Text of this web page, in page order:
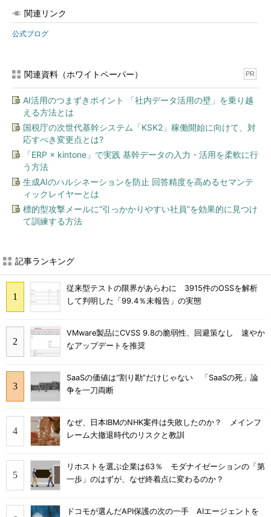
関連リンク
公式ブログ
関連資料（ホワイトペーパー） PR
AI活用のつまずきポイント 「社内データ活用の壁」を乗り越
える方法とは
国税庁の次世代基幹システム「KSK2」稼働開始に向けて、対
応すべき変更点とは?
「ERP × kintone」で実践 基幹データの入力・活用を柔軟に行
う方法
生成AIのハルシネーションを防止 回答精度を高めるセマンテ
ィックレイヤーとは
標的型攻撃メールに“引っかかりやすい社員”を効果的に見つけ
て訓練する方法
記事ランキング
従来型テストの限界があらわに 3915件のOSSを解析
して判明した「99.4％未報告」の実態
VMware製品にCVSS 9.8の脆弱性、回避策なし 速やか
なアップデートを推奨
SaaSの価値は“割り勘”だけじゃない 「SaaSの死」論
争を一刀両断
なぜ、日本IBMのNHK案件は失敗したのか？ メインフ
レーム大撤退時代のリスクと教訓
リホストを選ぶ企業は63％ モダナイゼーションの「第
一歩」のはずが、なぜ終着点に変わるのか？
ドコモが選んだAPI保護の次の一手 AIエージェントを